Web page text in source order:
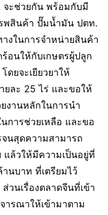
จะช่วยกัน พร้อมกับมี
พสินค้า ปั๊มน้ำมัน ปตท.
งในการจำหน่ายสินค้า
ร้อนให้กับเกษตรผู้ปลูก
ดยจะเยียวยาให้
ยละ 25 ไร่ และขอให้
งานหลักในการนำ
การช่วยเหลือ และขอ
จนสุดความสามารถ
แล้วให้มีความเป็นอยู่ที่
นบาท ที่เตรียมไว้
วนเรื่องตลาดจีนที่เข้า
ารณาให้เข้ามาตาม